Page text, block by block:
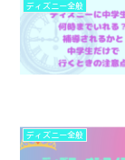
ディズニー全般
ディズニー全般